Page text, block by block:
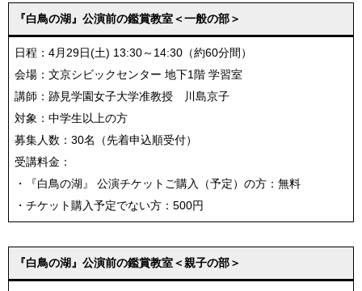
『白鳥の湖』公演前の鑑賞教室＜一般の部＞
日程：4月29日(土) 13:30～14:30（約60分間）
会場：文京シビックセンター 地下1階 学習室
講師：跡見学園女子大学准教授 川島京子
対象：中学生以上の方
募集人数：30名（先着申込順受付）
受講料金：
・『白鳥の湖』 公演チケットご購入（予定）の方：無料
・チケット購入予定でない方：500円
『白鳥の湖』公演前の鑑賞教室＜親子の部＞